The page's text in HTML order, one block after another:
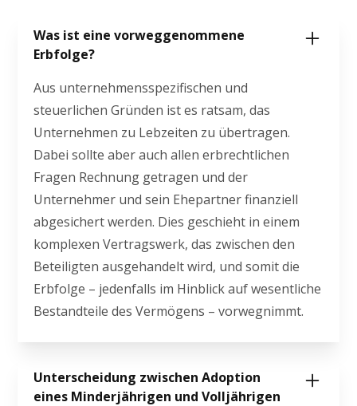
Was ist eine vorweggenommene
Erbfolge?
Aus unternehmensspezifischen und
steuerlichen Gründen ist es ratsam, das
Unternehmen zu Lebzeiten zu übertragen.
Dabei sollte aber auch allen erbrechtlichen
Fragen Rechnung getragen und der
Unternehmer und sein Ehepartner finanziell
abgesichert werden. Dies geschieht in einem
komplexen Vertragswerk, das zwischen den
Beteiligten ausgehandelt wird, und somit die
Erbfolge – jedenfalls im Hinblick auf wesentliche
Bestandteile des Vermögens – vorwegnimmt.
Unterscheidung zwischen Adoption
eines Minderjährigen und Volljährigen